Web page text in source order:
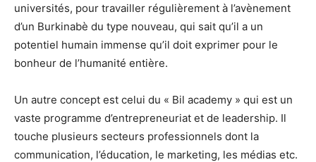
universités, pour travailler régulièrement à l’avènement
d’un Burkinabè du type nouveau, qui sait qu’il a un
potentiel humain immense qu’il doit exprimer pour le
bonheur de l’humanité entière.
Un autre concept est celui du « Bil academy » qui est un
vaste programme d’entrepreneuriat et de leadership. Il
touche plusieurs secteurs professionnels dont la
communication, l’éducation, le marketing, les médias etc.